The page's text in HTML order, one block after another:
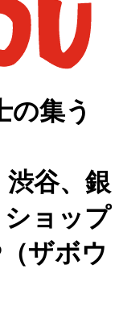
の集う
渋谷、銀
ョップ
ザボウ